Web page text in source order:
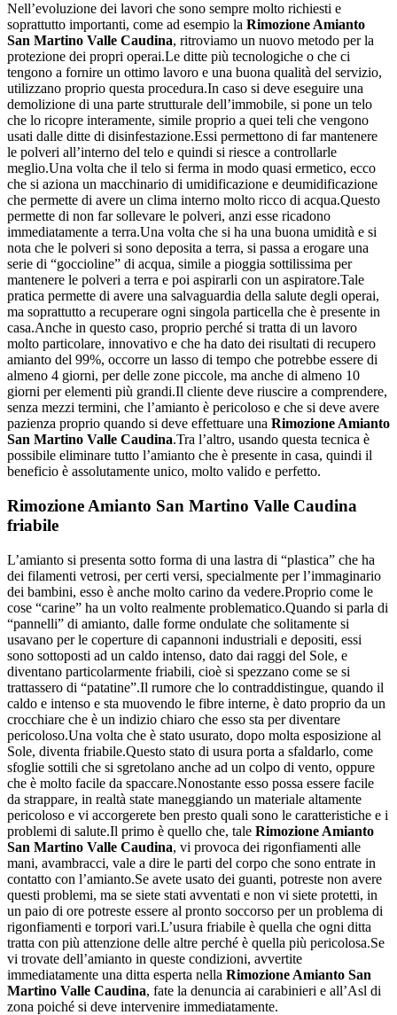
Nell’evoluzione dei lavori che sono sempre molto richiesti e
soprattutto importanti, come ad esempio la Rimozione Amianto
San Martino Valle Caudina, ritroviamo un nuovo metodo per la
protezione dei propri operai.Le ditte più tecnologiche o che ci
tengono a fornire un ottimo lavoro e una buona qualità del servizio,
utilizzano proprio questa procedura.In caso si deve eseguire una
demolizione di una parte strutturale dell’immobile, si pone un telo
che lo ricopre interamente, simile proprio a quei teli che vengono
usati dalle ditte di disinfestazione.Essi permettono di far mantenere
le polveri all’interno del telo e quindi si riesce a controllarle
meglio.Una volta che il telo si ferma in modo quasi ermetico, ecco
che si aziona un macchinario di umidificazione e deumidificazione
che permette di avere un clima interno molto ricco di acqua.Questo
permette di non far sollevare le polveri, anzi esse ricadono
immediatamente a terra.Una volta che si ha una buona umidità e si
nota che le polveri si sono deposita a terra, si passa a erogare una
serie di “goccioline” di acqua, simile a pioggia sottilissima per
mantenere le polveri a terra e poi aspirarli con un aspiratore.Tale
pratica permette di avere una salvaguardia della salute degli operai,
ma soprattutto a recuperare ogni singola particella che è presente in
casa.Anche in questo caso, proprio perché si tratta di un lavoro
molto particolare, innovativo e che ha dato dei risultati di recupero
amianto del 99%, occorre un lasso di tempo che potrebbe essere di
almeno 4 giorni, per delle zone piccole, ma anche di almeno 10
giorni per elementi più grandi.Il cliente deve riuscire a comprendere,
senza mezzi termini, che l’amianto è pericoloso e che si deve avere
pazienza proprio quando si deve effettuare una Rimozione Amianto
San Martino Valle Caudina.Tra l’altro, usando questa tecnica è
possibile eliminare tutto l’amianto che è presente in casa, quindi il
beneficio è assolutamente unico, molto valido e perfetto.
Rimozione Amianto San Martino Valle Caudina
friabile
L’amianto si presenta sotto forma di una lastra di “plastica” che ha
dei filamenti vetrosi, per certi versi, specialmente per l’immaginario
dei bambini, esso è anche molto carino da vedere.Proprio come le
cose “carine” ha un volto realmente problematico.Quando si parla di
“pannelli” di amianto, dalle forme ondulate che solitamente si
usavano per le coperture di capannoni industriali e depositi, essi
sono sottoposti ad un caldo intenso, dato dai raggi del Sole, e
diventano particolarmente friabili, cioè si spezzano come se si
trattassero di “patatine”.Il rumore che lo contraddistingue, quando il
caldo e intenso e sta muovendo le fibre interne, è dato proprio da un
crocchiare che è un indizio chiaro che esso sta per diventare
pericoloso.Una volta che è stato usurato, dopo molta esposizione al
Sole, diventa friabile.Questo stato di usura porta a sfaldarlo, come
sfoglie sottili che si sgretolano anche ad un colpo di vento, oppure
che è molto facile da spaccare.Nonostante esso possa essere facile
da strappare, in realtà state maneggiando un materiale altamente
pericoloso e vi accorgerete ben presto quali sono le caratteristiche e i
problemi di salute.Il primo è quello che, tale Rimozione Amianto
San Martino Valle Caudina, vi provoca dei rigonfiamenti alle
mani, avambracci, vale a dire le parti del corpo che sono entrate in
contatto con l’amianto.Se avete usato dei guanti, potreste non avere
questi problemi, ma se siete stati avventati e non vi siete protetti, in
un paio di ore potreste essere al pronto soccorso per un problema di
rigonfiamenti e torpori vari.L’usura friabile è quella che ogni ditta
tratta con più attenzione delle altre perché è quella più pericolosa.Se
vi trovate dell’amianto in queste condizioni, avvertite
immediatamente una ditta esperta nella Rimozione Amianto San
Martino Valle Caudina, fate la denuncia ai carabinieri e all’Asl di
zona poiché si deve intervenire immediatamente.